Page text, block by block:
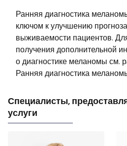
Ранняя диагностика
ключом к улучшению прогноза
выживаемости пациентов.
получения дополнительной
о диагностике меланомы см.
Ранняя диагностика
Специалисты,
услуги